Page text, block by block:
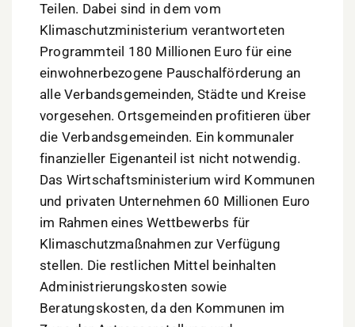
Teilen. Dabei sind in dem vom
Klimaschutzministerium verantworteten
Programmteil 180 Millionen Euro für eine
einwohnerbezogene Pauschalförderung an
alle Verbandsgemeinden, Städte und Kreise
vorgesehen. Ortsgemeinden profitieren über
die Verbandsgemeinden. Ein kommunaler
finanzieller Eigenanteil ist nicht notwendig.
Das Wirtschaftsministerium wird Kommunen
und privaten Unternehmen 60 Millionen Euro
im Rahmen eines Wettbewerbs für
Klimaschutzmaßnahmen zur Verfügung
stellen. Die restlichen Mittel beinhalten
Administrierungskosten sowie
Beratungskosten, da den Kommunen im